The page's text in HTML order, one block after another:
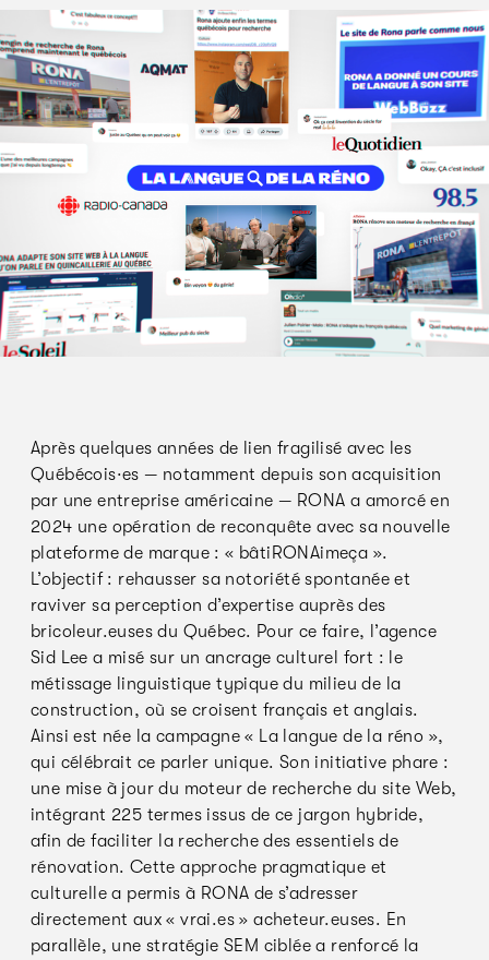
Après quelques années de lien fragilisé avec les
Québécois·es — notamment depuis son acquisition
par une entreprise américaine — RONA a amorcé en
2024 une opération de reconquête avec sa nouvelle
plateforme de marque : « bâtiRONAimeça ».
L’objectif : rehausser sa notoriété spontanée et
raviver sa perception d’expertise auprès des
bricoleur.euses du Québec. Pour ce faire, l’agence
Sid Lee a misé sur un ancrage culturel fort : le
métissage linguistique typique du milieu de la
construction, où se croisent français et anglais.
Ainsi est née la campagne « La langue de la réno »,
qui célébrait ce parler unique. Son initiative phare :
une mise à jour du moteur de recherche du site Web,
intégrant 225 termes issus de ce jargon hybride,
afin de faciliter la recherche des essentiels de
rénovation. Cette approche pragmatique et
culturelle a permis à RONA de s’adresser
directement aux « vrai.es » acheteur.euses. En
parallèle, une stratégie SEM ciblée a renforcé la